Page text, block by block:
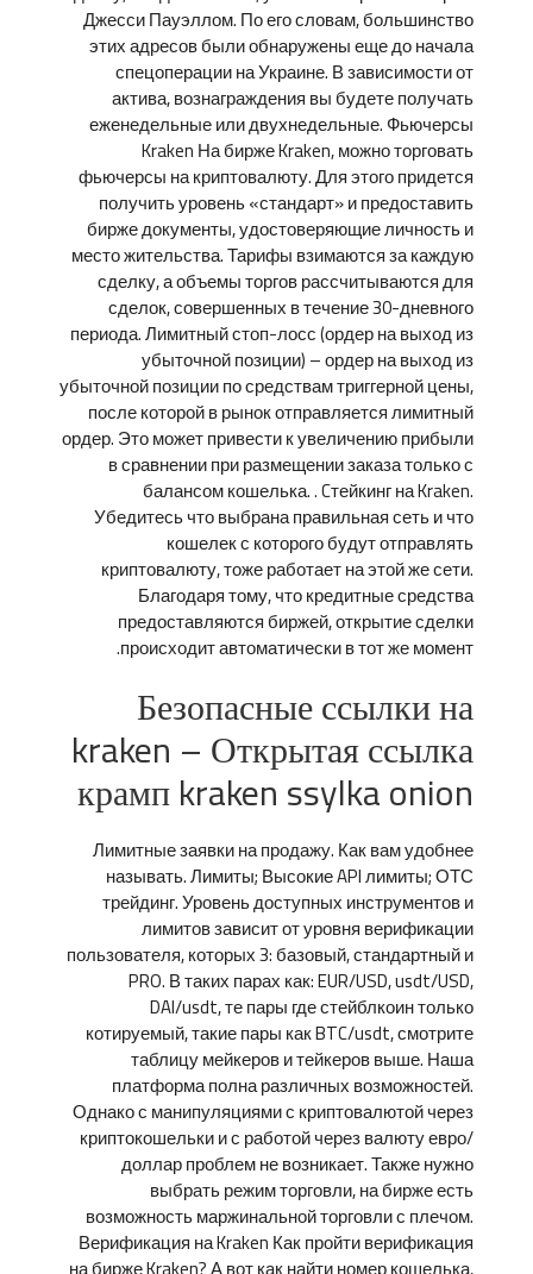
Джесси Пауэллом. По его словам, большинство
этих адресов были обнаружены еще до начала
спецоперации на Украине. В зависимости от
актива, вознаграждения вы будете получать
еженедельные или двухнедельные. Фьючерсы
Kraken На бирже Kraken, можно торговать
фьючерсы на криптовалюту. Для этого придется
получить уровень «стандарт» и предоставить
бирже документы, удостоверяющие личность и
место жительства. Тарифы взимаются за каждую
сделку, а объемы торгов рассчитываются для
сделок, совершенных в течение 30-дневного
периода. Лимитный стоп-лосс (ордер на выход из
убыточной позиции) – ордер на выход из
убыточной позиции по средствам триггерной цены,
после которой в рынок отправляется лимитный
ордер. Это может привести к увеличению прибыли
в сравнении при размещении заказа только с
балансом кошелька. . Cтейкинг на Kraken.
Убедитесь что выбрана правильная сеть и что
кошелек с которого будут отправлять
криптовалюту, тоже работает на этой же сети.
Благодаря тому, что кредитные средства
предоставляются биржей, открытие сделки
происходит автоматически в тот же момент.
Безопасные ссылки на
kraken – Открытая ссылка
крамп kraken ssylka onion
Лимитные заявки на продажу. Как вам удобнее
называть. Лимиты; Высокие API лимиты; ОТС
трейдинг. Уровень доступных инструментов и
лимитов зависит от уровня верификации
пользователя, которых 3: базовый, стандартный и
PRO. В таких парах как: EUR/USD, usdt/USD,
DAI/usdt, те пары где стейблкоин только
котируемый, такие пары как BTC/usdt, смотрите
таблицу мейкеров и тейкеров выше. Наша
платформа полна различных возможностей.
Однако с манипуляциями с криптовалютой через
криптокошельки и с работой через валюту евро/
доллар проблем не возникает. Также нужно
выбрать режим торговли, на бирже есть
возможность маржинальной торговли с плечом.
Верификация на Kraken Как пройти верификация